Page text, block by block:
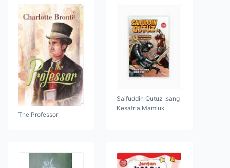
The Professor
Saifuddin Qutuz :sang
Kesatria Mamluk